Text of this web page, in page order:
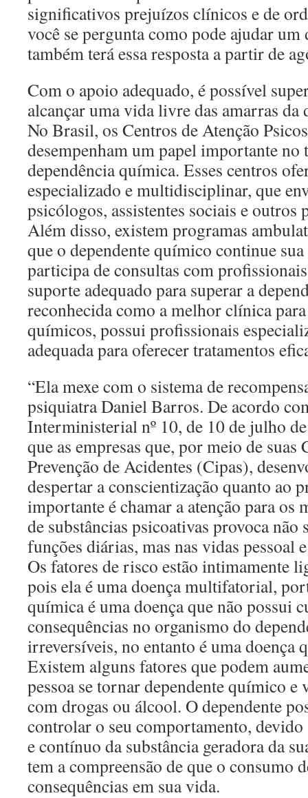
significativos prejuízos clínicos e de
você se pergunta como pode ajudar
também terá essa resposta a partir de
Com o apoio adequado, é possível
alcançar uma vida livre das amarras da
No Brasil, os Centros de Atenção
desempenham um papel importante no
dependência química. Esses centros
especializado e multidisciplinar, que
psicólogos, assistentes sociais e outros
Além disso, existem programas
que o dependente químico continue
participa de consultas com
suporte adequado para superar a
reconhecida como a melhor clínica
químicos, possui profissionais
adequada para oferecer tratamentos
“Ela mexe com o sistema de
psiquiatra Daniel Barros. De acordo
Interministerial nº 10, de 10 de julho
que as empresas que, por meio de suas
Prevenção de Acidentes (Cipas),
despertar a conscientização quanto ao
importante é chamar a atenção para os
de substâncias psicoativas provoca
funções diárias, mas nas vidas pessoal
Os fatores de risco estão intimamente
pois ela é uma doença multifatorial,
química é uma doença que não possui
consequências no organismo do
irreversíveis, no entanto é uma doença
Existem alguns fatores que podem
pessoa se tornar dependente químico
com drogas ou álcool. O dependente
controlar o seu comportamento, devido
e contínuo da substância geradora da
tem a compreensão de que o consumo
consequências em sua vida.